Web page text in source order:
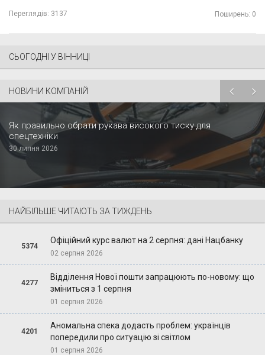
Переглядів: 3137 Поширень: 0
СЬОГОДНІ У ВІННИЦІ
НОВИНИ КОМПАНІЙ
Як правильно обрати рукава високого тиску для
спецтехніки
30 липня 2026
НАЙБІЛЬШЕ ЧИТАЮТЬ ЗА ТИЖДЕНЬ
5374
Офіційний курс валют на 2 серпня: дані Нацбанку
02 серпня 2026
4277
Відділення Нової пошти запрацюють по-новому: що
зміниться з 1 серпня
01 серпня 2026
4201
Аномальна спека додасть проблем: українців
попередили про ситуацію зі світлом
01 серпня 2026